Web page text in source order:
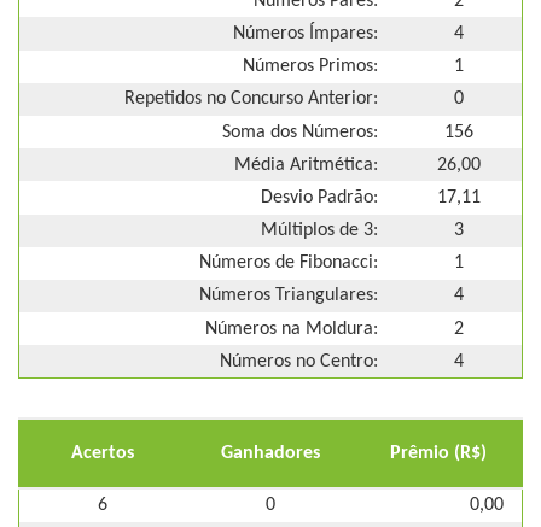
Números Ímpares:
4
Números Primos:
1
Repetidos no Concurso Anterior:
0
Soma dos Números:
156
Média Aritmética:
26,00
Desvio Padrão:
17,11
Múltiplos de 3:
3
Números de Fibonacci:
1
Números Triangulares:
4
Números na Moldura:
2
Números no Centro:
4
Acertos Ganhadores Prêmio (R$)
6 0
0,00